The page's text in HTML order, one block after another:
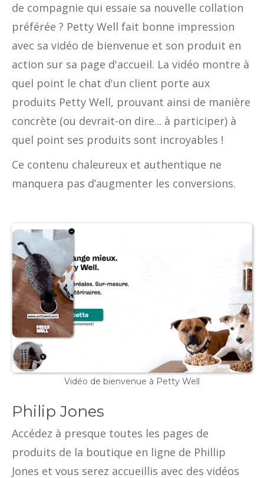
de compagnie qui essaie sa nouvelle collation
préférée ? Petty Well fait bonne impression
avec sa vidéo de bienvenue et son produit en
action sur sa page d'accueil. La vidéo montre à
quel point le chat d'un client porte aux
produits Petty Well, prouvant ainsi de manière
concrète (ou devrait-on dire... à participer) à
quel point ses produits sont incroyables !
Ce contenu chaleureux et authentique ne
manquera pas d’augmenter les conversions.
Vidéo de bienvenue à Petty Well
Philip Jones
Accédez à presque toutes les pages de
produits de la boutique en ligne de Phillip
Jones et vous serez accueillis avec des vidéos